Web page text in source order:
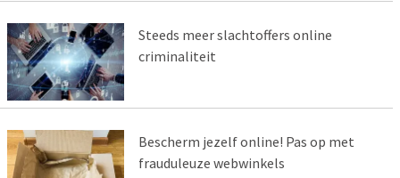
Steeds meer slachtoffers online
criminaliteit
Bescherm jezelf online! Pas op met
frauduleuze webwinkels